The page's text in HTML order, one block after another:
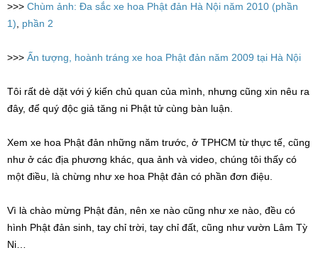
>>> Chùm ảnh: Đa sắc xe hoa Phật đản Hà Nội năm 2010 (phần
1)
phần 2
>>> Ấn tượng, hoành tráng xe hoa Phật đản năm 2009 tại Hà Nội
Tôi rất dè dặt với ý kiến chủ quan của mình, nhưng cũng xin nêu ra
đây, để quý độc giả tăng ni Phật tử cùng bàn luận.
Xem xe hoa Phật đản những năm trước, ở TPHCM từ thực tế, cũng
như ở các địa phương khác, qua ảnh và video, chúng tôi thấy có
một điều, là chừng như xe hoa Phật đản có phần đơn điệu.
Vì là chào mừng Phật đản, nên xe nào cũng như xe nào, đều có
hình Phật đản sinh, tay chỉ trời, tay chỉ đất, cũng như vườn Lâm Tỳ
Ni…